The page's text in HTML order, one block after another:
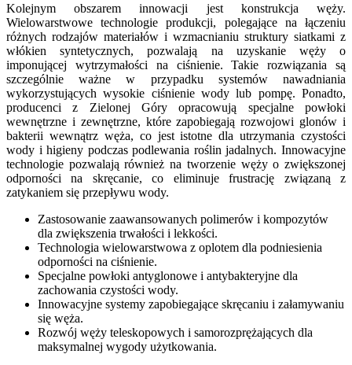
Kolejnym obszarem innowacji jest konstrukcja węży.
Wielowarstwowe technologie produkcji, polegające na łączeniu
różnych rodzajów materiałów i wzmacnianiu struktury siatkami z
włókien syntetycznych, pozwalają na uzyskanie węży o
imponującej wytrzymałości na ciśnienie. Takie rozwiązania są
szczególnie ważne w przypadku systemów nawadniania
wykorzystujących wysokie ciśnienie wody lub pompę. Ponadto,
producenci z Zielonej Góry opracowują specjalne powłoki
wewnętrzne i zewnętrzne, które zapobiegają rozwojowi glonów i
bakterii wewnątrz węża, co jest istotne dla utrzymania czystości
wody i higieny podczas podlewania roślin jadalnych. Innowacyjne
technologie pozwalają również na tworzenie węży o zwiększonej
odporności na skręcanie, co eliminuje frustrację związaną z
zatykaniem się przepływu wody.
Zastosowanie zaawansowanych polimerów i kompozytów
dla zwiększenia trwałości i lekkości.
Technologia wielowarstwowa z oplotem dla podniesienia
odporności na ciśnienie.
Specjalne powłoki antyglonowe i antybakteryjne dla
zachowania czystości wody.
Innowacyjne systemy zapobiegające skręcaniu i załamywaniu
się węża.
Rozwój węży teleskopowych i samorozprężających dla
maksymalnej wygody użytkowania.